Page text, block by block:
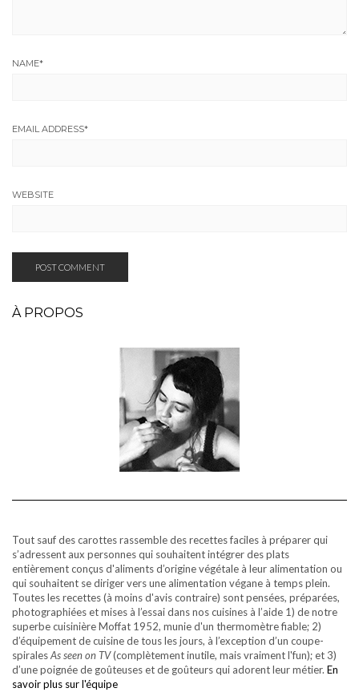
NAME*
EMAIL ADDRESS*
WEBSITE
À PROPOS
Tout sauf des carottes rassemble des recettes faciles à préparer qui
s’adressent aux personnes qui souhaitent intégrer des plats
entièrement conçus d'aliments d’origine végétale à leur alimentation ou
qui souhaitent se diriger vers une alimentation végane à temps plein.
Toutes les recettes (à moins d'avis contraire) sont pensées, préparées,
photographiées et mises à l’essai dans nos cuisines à l’aide 1) de notre
superbe cuisinière Moffat 1952, munie d'un thermomètre fiable; 2)
d’équipement de cuisine de tous les jours, à l’exception d’un coupe-
spiralesAs seen on TV(complètement inutile, mais vraiment l'fun); et 3)
d’une poignée de goûteuses et de goûteurs qui adorent leur métier. En
savoir plus sur l'équipe